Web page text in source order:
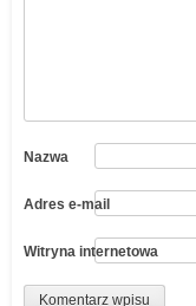
Nazwa
Adres e-mail
Witryna internetowa